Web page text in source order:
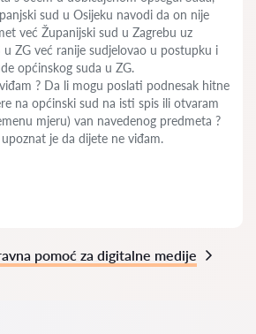
sud u Osijeku navodi da on nije
već Županijski sud u Zagrebu uz
u ZG već ranije sudjelovao u postupku i
općinskog suda u ZG.
? Da li mogu poslati podnesak hitne
na općinski sud na isti spis ili otvaram
mjeru) van navedenog predmeta ?
je da dijete ne viđam.
pomoć za digitalne medije